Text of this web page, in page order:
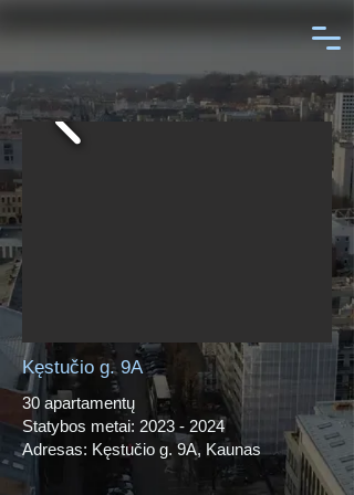
Kęstučio g. 9A
30 apartamentų
Statybos metai: 2023 - 2024
Adresas: Kęstučio g. 9A, Kaunas